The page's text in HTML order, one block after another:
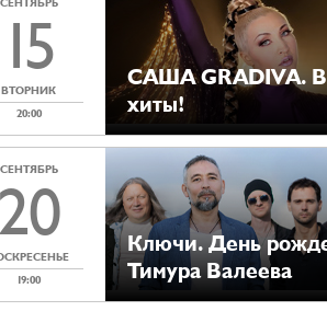
15
ВТОРНИК
20:00
САША GRADIVA.
хиты!
СЕНТЯБРЬ
19:00
Ключи. День
Тимура Валеева